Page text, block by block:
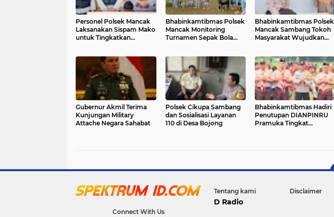
Personel Polsek Mancak
Laksanakan Sispam Mako
untuk Tingkatkan
Bhabinkamtibmas Polsek
Mancak Monitoring
Turnamen Sepak Bola
Bhabinkamtibmas Polsek
Mancak Sambang Tokoh
Masyarakat Wujudkan
Gubernur Akmil Terima
Kunjungan Military
Attache Negara Sahabat
Polsek Cikupa Sambang
dan Sosialisasi Layanan
110 di Desa Bojong
Bhabinkamtibmas Hadiri
Penutupan DIANPINRU
Pramuka Tingkat
Connect With Us
Tentang kami Disclaimer
D Radio